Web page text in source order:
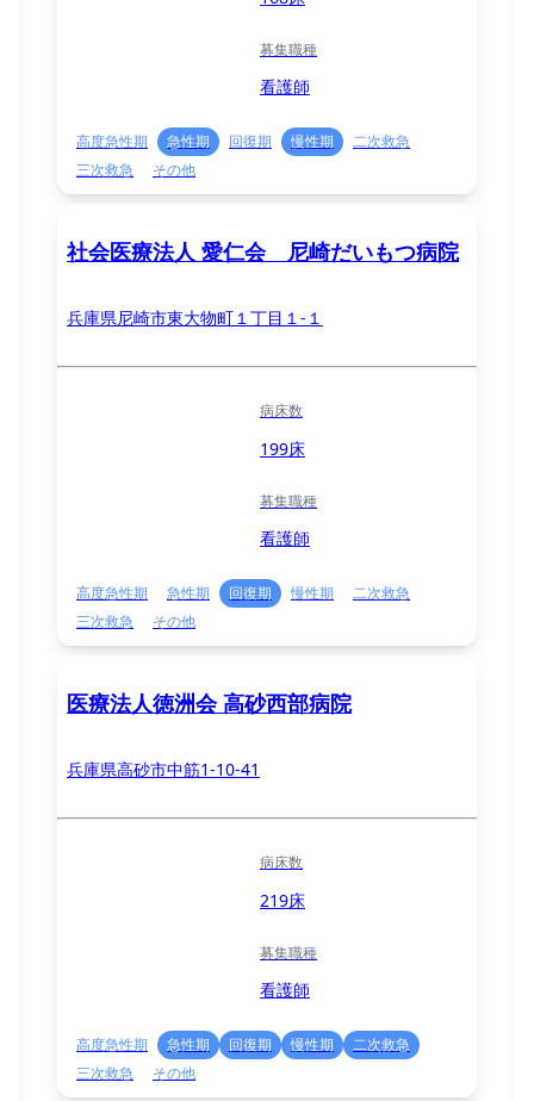
募集職種
看護師
高度急性期 急性期 回復期 慢性期
二次救急
三次救急
その他
社会医療法人 愛仁会 尼崎だいもつ病院
兵庫県尼崎市東大物町１丁目１-１
病床数
199床
募集職種
看護師
高度急性期 急性期 回復期 慢性期
二次救急
三次救急
その他
医療法人徳洲会 高砂西部病院
兵庫県高砂市中筋1-10-41
病床数
219床
募集職種
看護師
高度急性期 急性期 回復期 慢性期
二次救急
三次救急
その他